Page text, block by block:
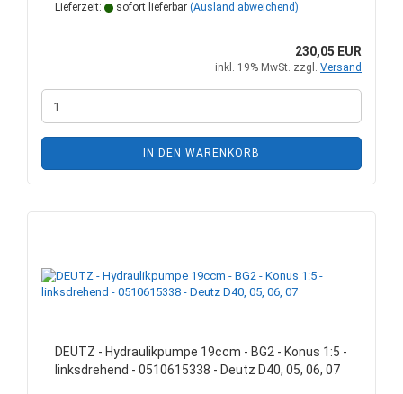
Lieferzeit: sofort lieferbar (Ausland abweichend)
230,05 EUR
inkl. 19% MwSt. zzgl. Versand
IN DEN WARENKORB
DEUTZ - Hydraulikpumpe 19ccm - BG2 - Konus 1:5 -
linksdrehend - 0510615338 - Deutz D40, 05, 06, 07